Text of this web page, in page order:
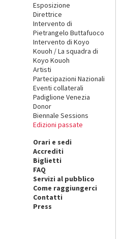
Esposizione
Direttrice
Intervento di
Pietrangelo Buttafuoco
Intervento di Koyo
Kouoh / La squadra di
Koyo Kouoh
Artisti
Partecipazioni Nazionali
Eventi collaterali
Padiglione Venezia
Donor
Biennale Sessions
Edizioni passate
Orari e sedi
Accrediti
Biglietti
FAQ
Servizi al pubblico
Come raggiungerci
Contatti
Press